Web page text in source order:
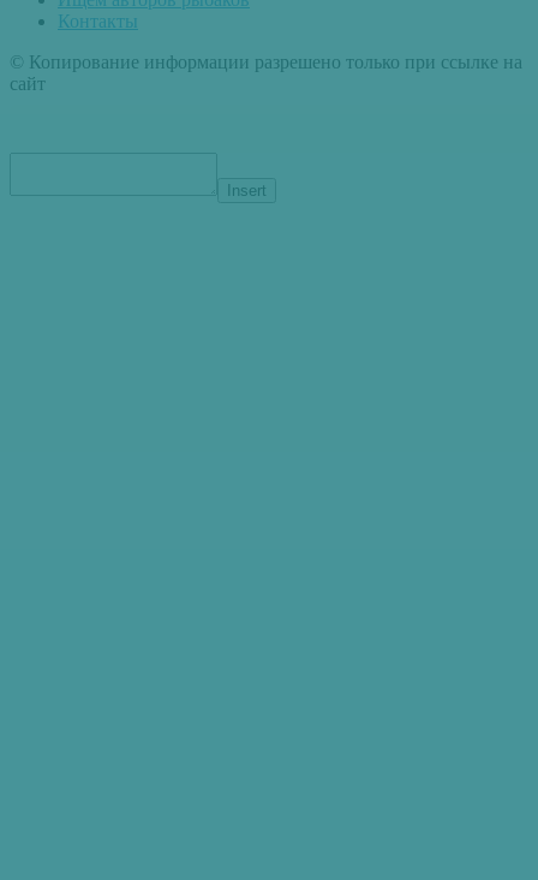
Контакты
© Копирование информации разрешено только при ссылке на
сайт
Insert